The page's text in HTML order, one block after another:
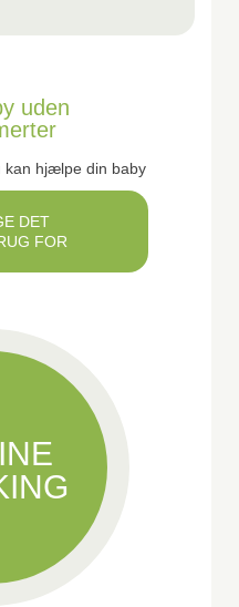
uden
kan hjælpe din baby
DET
FOR